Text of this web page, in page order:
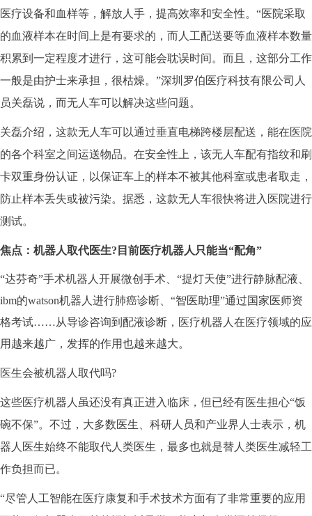
医疗设备和血样等，解放人手，提高效率和安全性。“医院采取
的血液样本在时间上是有要求的，而人工配送要等血液样本数量
积累到一定程度才进行，这可能会耽误时间。而且，这部分工作
一般是由护士来承担，很枯燥。”深圳罗伯医疗科技有限公司人
员关磊说，而无人车可以解决这些问题。
关磊介绍，这款无人车可以通过垂直电梯跨楼层配送，能在医院
的各个科室之间运送物品。在安全性上，该无人车配有指纹和刷
卡双重身份认证，以保证车上的样本不被其他科室或患者取走，
防止样本丢失或被污染。据悉，这款无人车很快将进入医院进行
测试。
焦点：机器人取代医生?目前医疗机器人只能当“配角”
“达芬奇”手术机器人开展微创手术、“提灯天使”进行静脉配液、
ibm的watson机器人进行肺癌诊断、“智医助理”通过国家医师资
格考试……从导诊咨询到配液诊断，医疗机器人在医疗领域的应
用越来越广，发挥的作用也越来越大。
医生会被机器人取代吗?
这些医疗机器人虽还没有真正进入临床，但已经有医生担心“饭
碗不保”。不过，大多数医生、科研人员和产业界人士表示，机
器人医生始终不能取代人类医生，最多也就是替人类医生减轻工
作负担而已。
“尽管人工智能在医疗康复和手术技术方面有了非常重要的应用